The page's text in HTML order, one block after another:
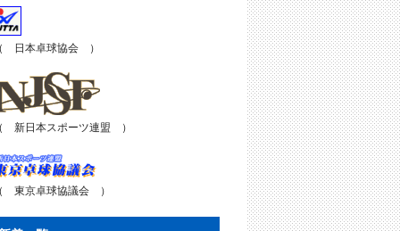
日本卓球協会 ）
新日本スポーツ連盟 ）
東京卓球協議会 ）